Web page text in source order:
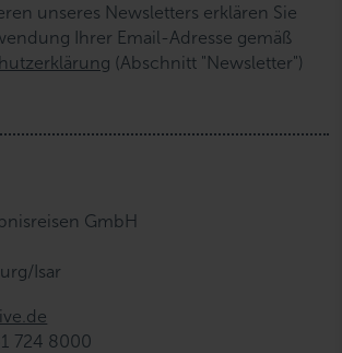
unseres Newsletters erklären Sie
Ihrer Email-Adresse gemäß
(Abschnitt "Newsletter")
GmbH
Isar
724 8000